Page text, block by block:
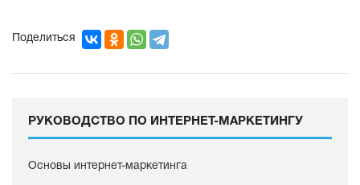
Поделиться
РУКОВОДСТВО ПО ИНТЕРНЕТ-МАРКЕТИНГУ
Основы интернет-маркетинга